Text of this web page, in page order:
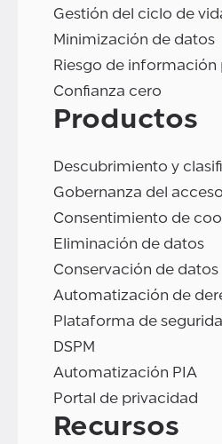
Gestión del ciclo de
Minimización de datos
Riesgo de información
Confianza cero
Productos
Descubrimiento y
Gobernanza del
Consentimiento de
Eliminación de datos
Conservación de datos
Automatización de
Plataforma de
DSPM
Automatización PIA
Portal de privacidad
Recursos